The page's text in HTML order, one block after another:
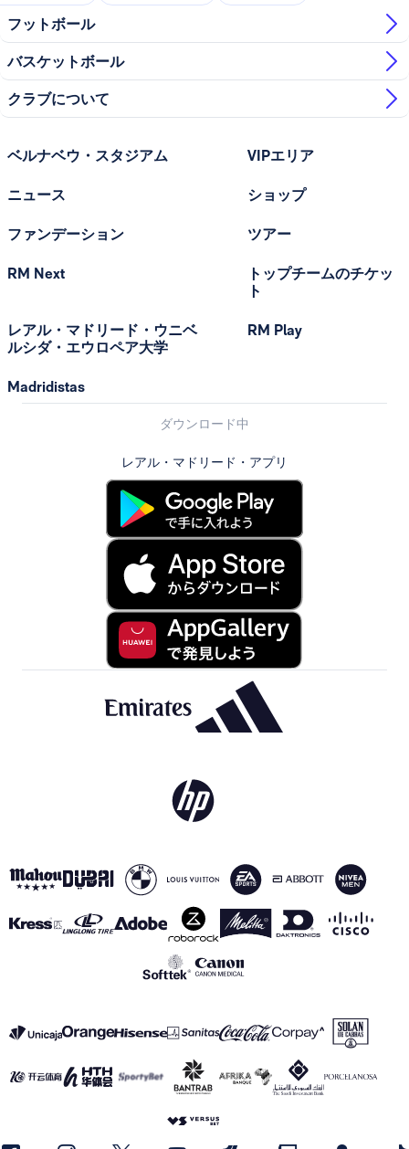
フットボール
バスケットボール
クラブについて
ベルナベウ・スタジアム
ニュース
ファンデーション
RM Next
レアル・マドリード・ウニベ
ルシダ・エウロペア大学
Madridistas
VIPエリア
ショップ
ツアー
トップチームのチケッ
ト
RM Play
ダウンロード中
レアル・マドリード・アプリ